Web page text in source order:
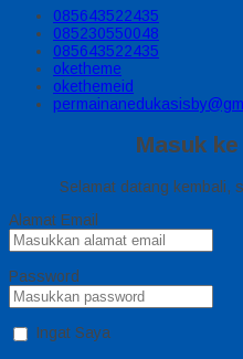
085643522435
085230550048
085643522435
oketheme
okethemeid
Masuk
Selamat datang kembali,
Alamat Email
Password
Ingat Saya